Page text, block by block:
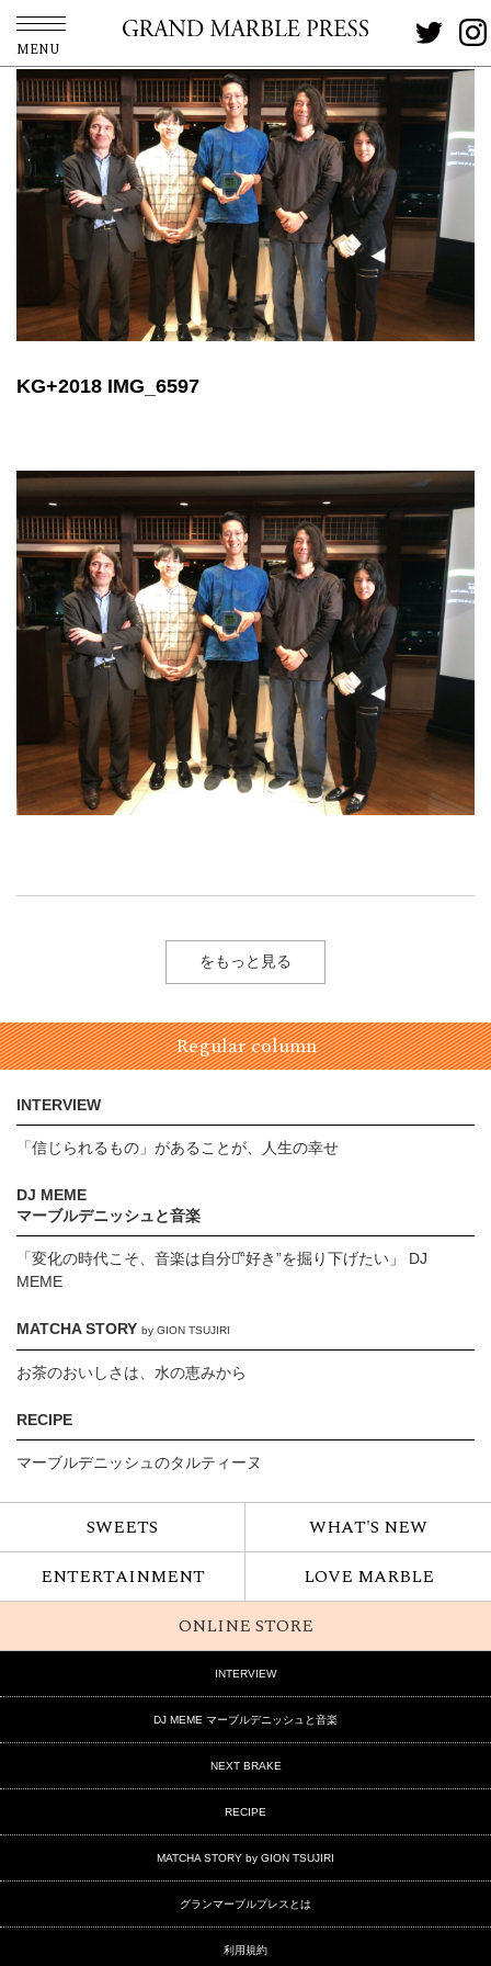
MENU
KG+2018 IMG_6597
をもっと見る
Regular column
INTERVIEW
「信じられるもの」があることが、人生の幸せ
DJ MEME
マーブルデニッシュと音楽
「変化の時代こそ、音楽は自分の̋“好き”を掘り下げたい」 DJ
MEME
MATCHA STORY by GION TSUJIRI
お茶のおいしさは、水の恵みから
RECIPE
マーブルデニッシュのタルティーヌ
SWEETS
WHAT'S NEW
ENTERTAINMENT
LOVE MARBLE
ONLINE STORE
INTERVIEW
DJ MEME マーブルデニッシュと音楽
NEXT BRAKE
RECIPE
MATCHA STORY by GION TSUJIRI
グランマーブルプレスとは
利用規約